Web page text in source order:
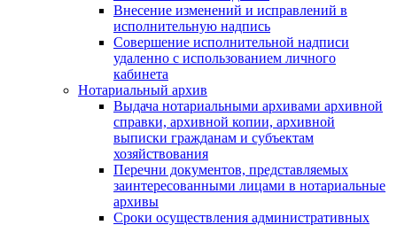
Внесение изменений и исправлений в
исполнительную надпись
Совершение исполнительной надписи
удаленно с использованием личного
кабинета
Нотариальный архив
Выдача нотариальными архивами архивной
справки, архивной копии, архивной
выписки гражданам и субъектам
хозяйствования
Перечни документов, представляемых
заинтересованными лицами в нотариальные
архивы
Сроки осуществления административных